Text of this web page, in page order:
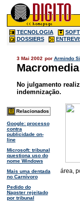
TECNOLOGIA
DOSSIERS
3 Mai 2002 por Armindo
No julgamento
indemnização.
Relacionados
Google: processo
contra
publicidade on-
line
Microsoft: tribunal
questiona uso do
nome Windows
Mais uma dentada
no Carnívoro
Pedido do
Napster rejeitado
por tribunal
área,